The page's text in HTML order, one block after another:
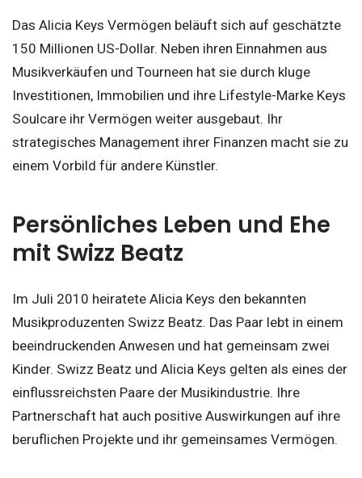
Das Alicia Keys Vermögen beläuft sich auf geschätzte
150 Millionen US-Dollar. Neben ihren Einnahmen aus
Musikverkäufen und Tourneen hat sie durch kluge
Investitionen, Immobilien und ihre Lifestyle-Marke Keys
Soulcare ihr Vermögen weiter ausgebaut. Ihr
strategisches Management ihrer Finanzen macht sie zu
einem Vorbild für andere Künstler.
Persönliches Leben und Ehe
mit Swizz Beatz
Im Juli 2010 heiratete Alicia Keys den bekannten
Musikproduzenten Swizz Beatz. Das Paar lebt in einem
beeindruckenden Anwesen und hat gemeinsam zwei
Kinder. Swizz Beatz und Alicia Keys gelten als eines der
einflussreichsten Paare der Musikindustrie. Ihre
Partnerschaft hat auch positive Auswirkungen auf ihre
beruflichen Projekte und ihr gemeinsames Vermögen.